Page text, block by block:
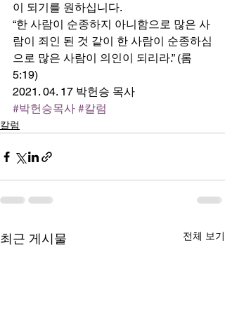
이 되기를 원하십니다.
“한 사람이 순종하지 아니함으로 많은 사
람이 죄인 된 것 같이 한 사람이 순종하심
으로 많은 사람이 의인이 되리라.” (롬
5:19)
2021. 04. 17 박헌승 목사
#박헌승목사 #칼럼
칼럼
최근 게시물 전체 보기